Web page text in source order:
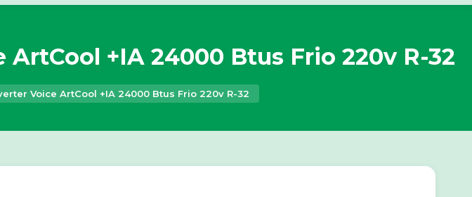
+IA 24000 Btus Frio 220v R-32
Voice ArtCool +IA 24000 Btus Frio 220v R-32